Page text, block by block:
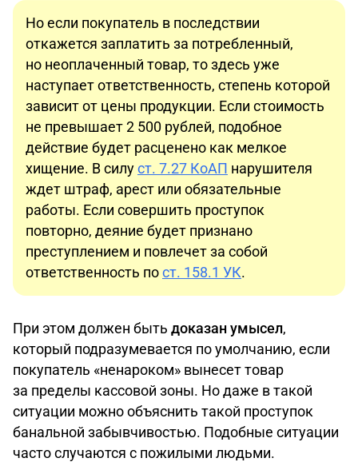
Но если покупатель в последствии
откажется заплатить за потребленный,
но неоплаченный товар, то здесь уже
наступает ответственность, степень которой
зависит от цены продукции. Если стоимость
не превышает 2 500 рублей, подобное
действие будет расценено как мелкое
хищение. В силуст. 7.27 КоАП нарушителя
ждет штраф, арест или обязательные
работы. Если совершить проступок
повторно, деяние будет признано
преступлением и повлечет за собой
ответственность пост. 158.1 УК.
При этом должен быть доказан умысел,
который подразумевается по умолчанию, если
покупатель «ненароком» вынесет товар
за пределы кассовой зоны. Но даже в такой
ситуации можно объяснить такой проступок
банальной забывчивостью. Подобные ситуации
часто случаются с пожилыми людьми.